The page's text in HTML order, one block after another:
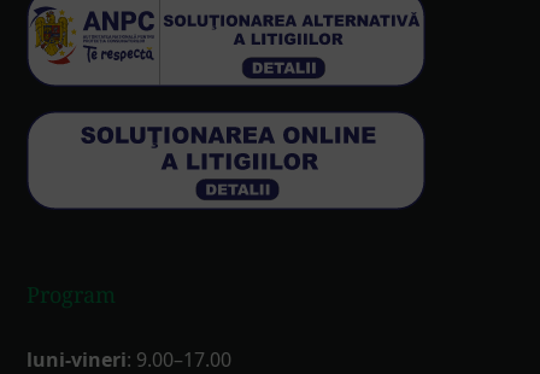
Program
luni-vineri: 9.00–17.00